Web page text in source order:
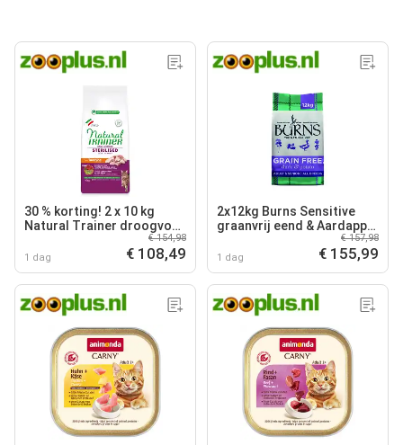
30 % korting! 2 x 10 kg
Natural Trainer droogvoer
voor katten - Kalkoen
1 dag
€ 154,98
€ 108,49
2x12kg Burns Sensitive
graanvrij eend & Aardappel
droogvoer voor honden
1 dag
€ 157,98
€ 155,99